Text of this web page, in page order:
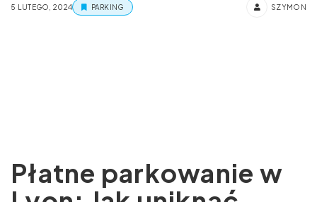
5 LUTEGO, 2024 PARKING SZYMON
Płatne parkowanie w